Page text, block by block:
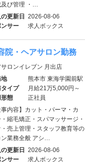
び管理 ・…
更新日 2026-08-06
ンサー
求人ボックス
院・ヘアサロン勤務
ロンイレブン 月出店
熊本市 東海学園前駅
イプ
月給21万5,000円～
形態
正社員
事内容】カット・パーマ・カ
縮毛矯正・スパマッサージ・
売上管理・スタッフ教育等の
業務全般 アシ…
更新日 2026-08-06
ンサー
求人ボックス